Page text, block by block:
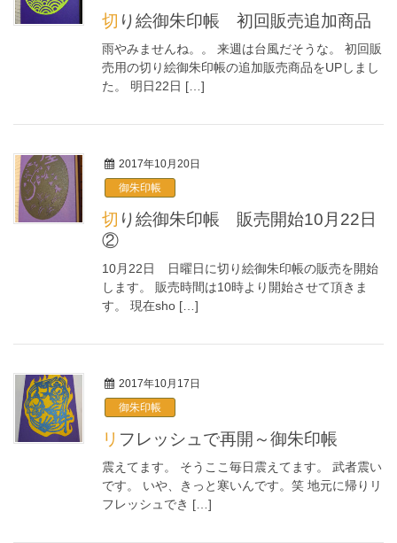
切り絵御朱印帳 初回販売追加商品
雨やみませんね。。 来週は台風だそうな。 初回販
売用の切り絵御朱印帳の追加販売商品をUPしまし
た。 明日22日 […]
2017年10月20日
御朱印帳
切り絵御朱印帳 販売開始10月22日
②
10月22日 日曜日に切り絵御朱印帳の販売を開始
します。 販売時間は10時より開始させて頂きま
す。 現在sho […]
2017年10月17日
御朱印帳
リフレッシュで再開～御朱印帳
震えてます。 そうここ毎日震えてます。 武者震い
です。 いや、きっと寒いんです。笑 地元に帰りリ
フレッシュでき […]